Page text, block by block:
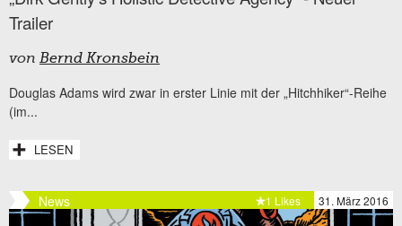
Trailer
von Bernd Kronsbein
Douglas Adams wird zwar in erster Linie mit der „Hitchhiker“-Reihe
(im...
LESEN
News 31. März 2016
1 Likes